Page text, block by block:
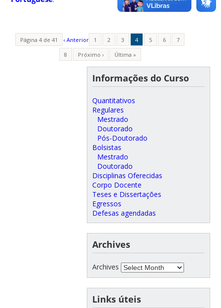
Página 4 de 41 ‹ Anterior 1 2 3 4 5 6
7
8
Próximo › Última »
Informações do Curso
Quantitativos
Regulares
Mestrado
Doutorado
Pós-Doutorado
Bolsistas
Mestrado
Doutorado
Disciplinas Oferecidas
Corpo Docente
Teses e Dissertações
Egressos
Defesas agendadas
Archives
Archives
Links úteis